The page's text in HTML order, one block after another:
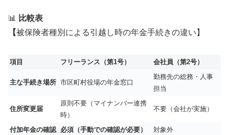
📊
比較表
【被保険者種別による引越し時の年金手続きの違い】
項目 フリーランス（第1号） 会社員（第2号）
主な手続き場所 市区町村役場の年金窓口
勤務先の総務・人事
担当
住所変更届
原則不要（マイナンバー連携
時）
不要（会社が実施）
付加年金の確認 必須（手動での確認が必要）
対象外